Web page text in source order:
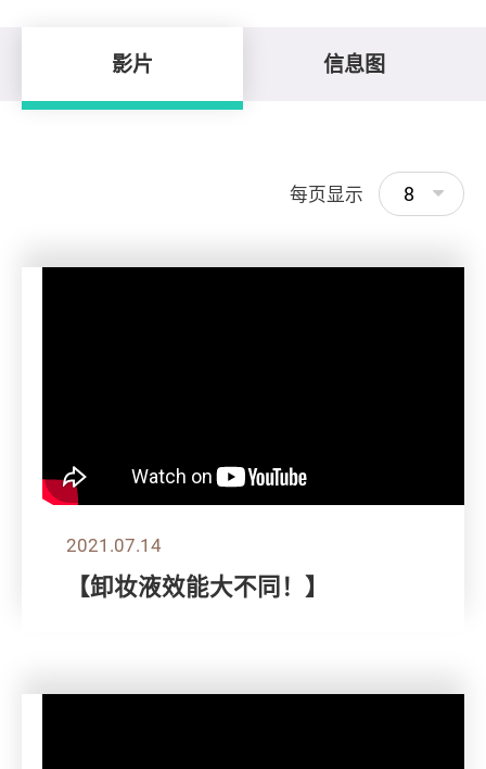
影片 信息图
每页显示 8
2021.07.14
【卸妆液效能大不同！】